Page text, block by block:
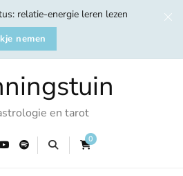
relatie-energie leren lezen
nemen
en tarot
0